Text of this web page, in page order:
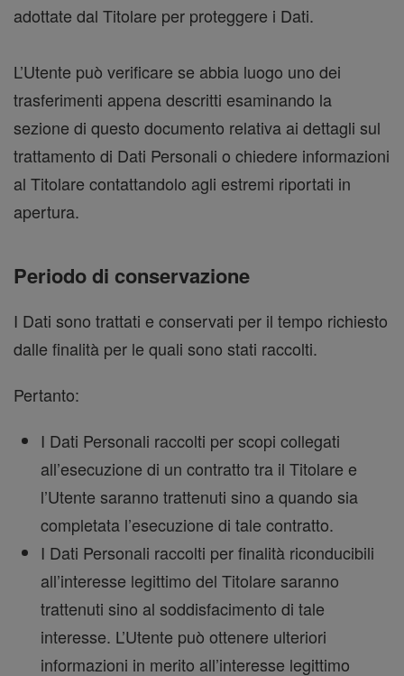
adottate dal Titolare per proteggere i Dati.
L’Utente può verificare se abbia luogo uno dei
trasferimenti appena descritti esaminando la
sezione di questo documento relativa ai dettagli sul
trattamento di Dati Personali o chiedere informazioni
al Titolare contattandolo agli estremi riportati in
apertura.
Periodo di conservazione
I Dati sono trattati e conservati per il tempo richiesto
dalle finalità per le quali sono stati raccolti.
Pertanto:
I Dati Personali raccolti per scopi collegati
all’esecuzione di un contratto tra il Titolare e
l’Utente saranno trattenuti sino a quando sia
completata l’esecuzione di tale contratto.
I Dati Personali raccolti per finalità riconducibili
all’interesse legittimo del Titolare saranno
trattenuti sino al soddisfacimento di tale
interesse. L’Utente può ottenere ulteriori
informazioni in merito all’interesse legittimo